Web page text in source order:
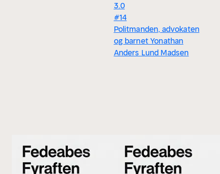
3.0
#14
Politmanden, advokaten
og barnet Yonathan
Anders Lund Madsen